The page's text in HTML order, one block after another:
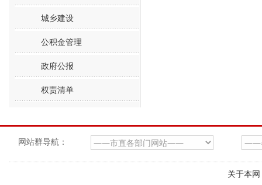
城乡建设
公积金管理
政府公报
权责清单
网站群导航：
关于本网